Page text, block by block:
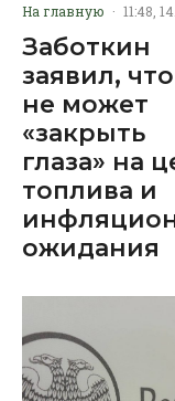
На главную · 11:48,
Заботкин
заявил,
не может
«закрыть
глаза» на
топлива и
ожидания